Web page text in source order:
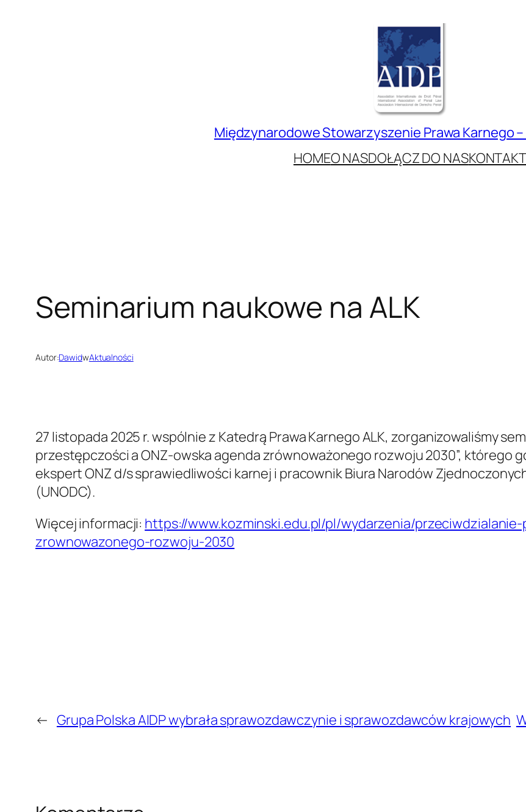
Międzynarodowe Stowarzyszenie Prawa Karnego –
HOMEO NASDOŁĄCZ DO NASKONTAKT
Seminarium naukowe na ALK
Autor:DawidwAktualności
27 listopada 2025 r. wspólnie z Katedrą Prawa Karnego ALK, zorganizowaliśmy
przestępczości a ONZ-owska agenda zrównoważonego rozwoju 2030”, którego
ekspert ONZ d/s sprawiedliwości karnej i pracownik Biura Narodów
(UNODC).
Więcej informacji: https://www.kozminski.edu.pl/pl/wydarzenia/
zrownowazonego-rozwoju-2030
← Grupa Polska AIDP wybrała sprawozdawczynie i sprawozdawców krajowych